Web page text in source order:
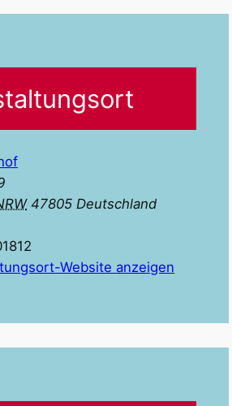
47805 Deutschland
Website anzeigen